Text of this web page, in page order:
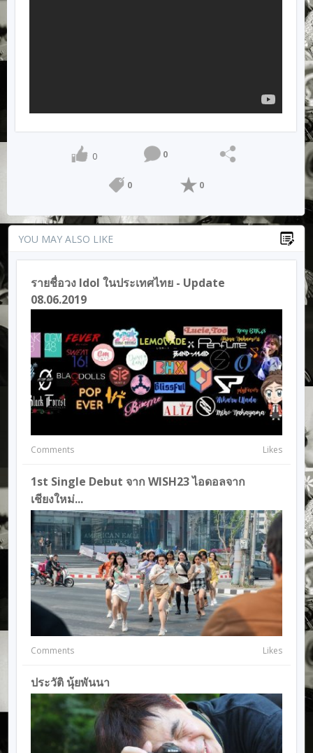
0 0
0 0
YOU MAY ALSO LIKE
รายชื่อวง Idol ในประเทศไทย - Update
08.06.2019
Comments Likes
1st Single Debut จาก WISH23 ไอดอลจาก
เชียงใหม่...
Comments Likes
ประวัติ นุ้ยพันนา